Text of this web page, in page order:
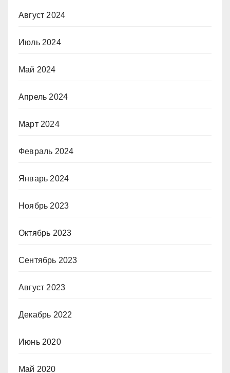
Август 2024
Июль 2024
Май 2024
Апрель 2024
Март 2024
Февраль 2024
Январь 2024
Ноябрь 2023
Октябрь 2023
Сентябрь 2023
Август 2023
Декабрь 2022
Июнь 2020
Май 2020